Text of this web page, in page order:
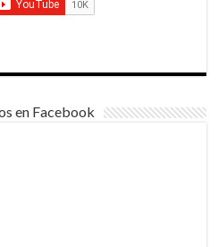
en Facebook